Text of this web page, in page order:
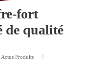
fort
de qualité
Actus Produits